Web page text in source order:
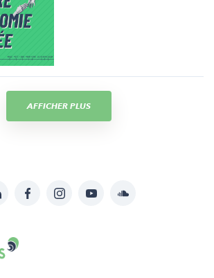
AFFICHER PLUS
FacebookInstagramYouTubeSoundcloud